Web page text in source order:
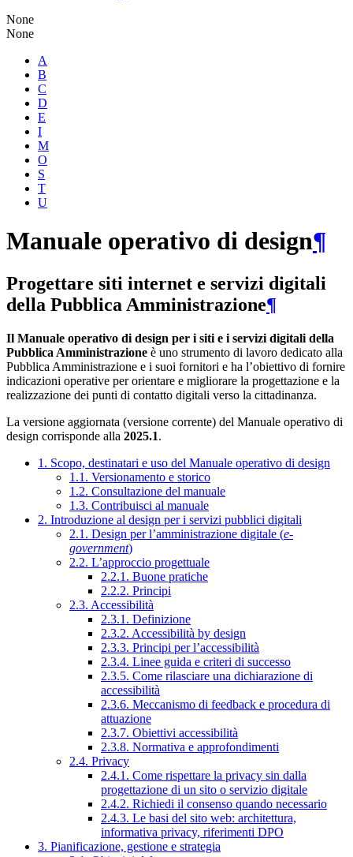
None
None
A
B
C
D
E
I
M
O
S
T
U
Manuale operativo di design¶
Progettare siti internet e servizi digitali
della Pubblica Amministrazione¶
Il Manuale operativo di design per i siti e i servizi digitali della
Pubblica Amministrazione è uno strumento di lavoro dedicato alla
Pubblica Amministrazione e i suoi fornitori e ha l’obiettivo di fornire
indicazioni operative per orientare e migliorare la progettazione e la
realizzazione dei punti di contatto digitali verso la cittadinanza.
La versione aggiornata (versione corrente) del Manuale operativo di
design corrisponde alla 2025.1.
1. Scopo, destinatari e uso del Manuale operativo di design
1.1. Versionamento e storico
1.2. Consultazione del manuale
1.3. Contribuisci al manuale
2. Introduzione al design per i servizi pubblici digitali
2.1. Design per l’amministrazione digitale (e-
government)
2.2. L’approccio progettuale
2.2.1. Buone pratiche
2.2.2. Principi
2.3. Accessibilità
2.3.1. Definizione
2.3.2. Accessibilità by design
2.3.3. Principi per l’accessibilità
2.3.4. Linee guida e criteri di successo
2.3.5. Come rilasciare una dichiarazione di
accessibilità
2.3.6. Meccanismo di feedback e procedura di
attuazione
2.3.7. Obiettivi accessibilità
2.3.8. Normativa e approfondimenti
2.4. Privacy
2.4.1. Come rispettare la privacy sin dalla
progettazione di un sito o servizio digitale
2.4.2. Richiedi il consenso quando necessario
2.4.3. Le basi del sito web: architettura,
informativa privacy, riferimenti DPO
3. Pianificazione, gestione e strategia